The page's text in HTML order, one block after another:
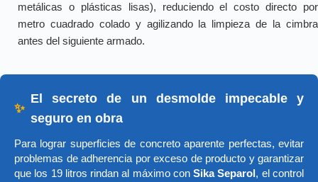
metálicas o plásticas lisas), reduciendo el costo directo por
metro cuadrado colado y agilizando la limpieza de la cimbra
antes del siguiente armado.
✨
El secreto de un desmolde impecable y
seguro en obra
Para lograr superficies de concreto aparente perfectas, evitar
problemas de adherencia por exceso de producto y garantizar
que los 19 litros rindan al máximo conSika Separol , el control